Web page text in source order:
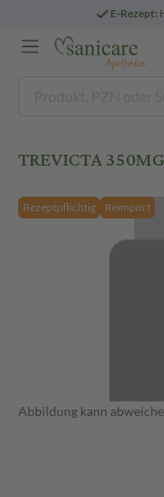
E-Rezept:
TREVICTA
Rezeptpflichtig Reimport
Abbildung kann